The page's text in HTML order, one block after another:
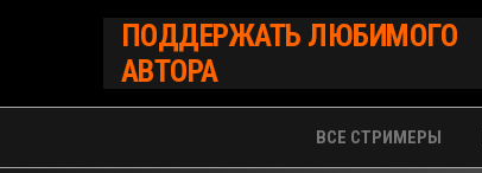
содержимому
ПОДДЕРЖАТЬ ЛЮБИМОГО
АВТОРА
ВСЕ СТРИМЕРЫ